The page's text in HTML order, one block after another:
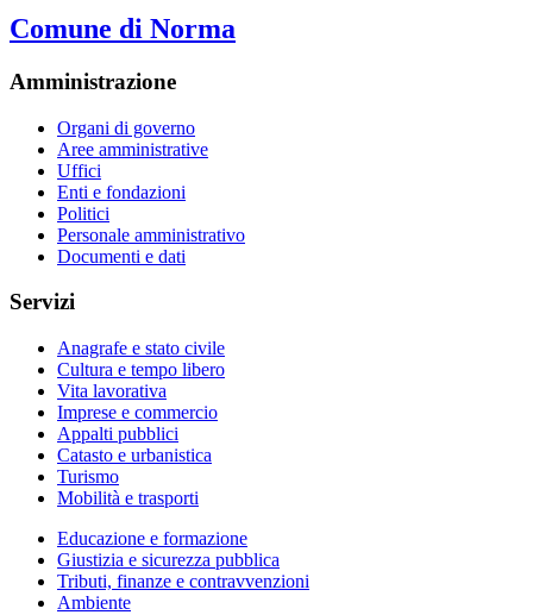
Comune di Norma
Amministrazione
Organi di governo
Aree amministrative
Uffici
Enti e fondazioni
Politici
Personale amministrativo
Documenti e dati
Servizi
Anagrafe e stato civile
Cultura e tempo libero
Vita lavorativa
Imprese e commercio
Appalti pubblici
Catasto e urbanistica
Turismo
Mobilità e trasporti
Educazione e formazione
Giustizia e sicurezza pubblica
Tributi, finanze e contravvenzioni
Ambiente